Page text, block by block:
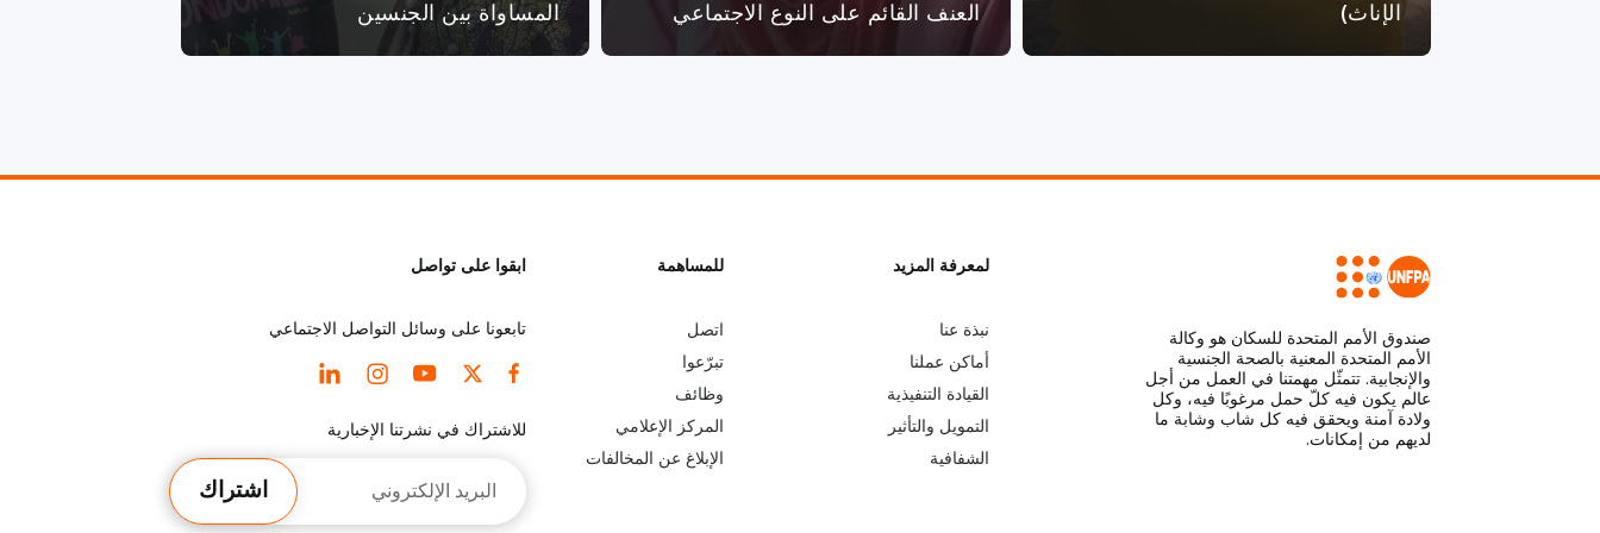
الإناث)
العنف القائم على النوع الاجتماعي المساواة بين الجنسين
صندوق الأمم المتحدة للسكان هو وكالة
الأمم المتحدة المعنية بالصحة الجنسية
والإنجابية. تتمثّل مهمتنا في العمل من أجل
عالم يكون فيه كلّ حمل مرغوبًا فيه، وكل
ولادة آمنة ويحقق فيه كل شاب وشابة ما
لديهم من إمكانات.
L
e
a
r
لمعرفة المزيد
نبذة عنا
أماكن عملنا
القيادة التنفيذية
التمويل والتأثير
الشفافية
G
o
b
e
للمساهمة
اتصل
تبرّعوا
وظائف
المركز الإعلامي
الإبلاغ عن المخالفات
ابقوا على تواصل
تابعونا على وسائل التواصل الاجتماعي
للاشتراك في نشرتنا الإخبارية
الإلكتروني
اشتراك